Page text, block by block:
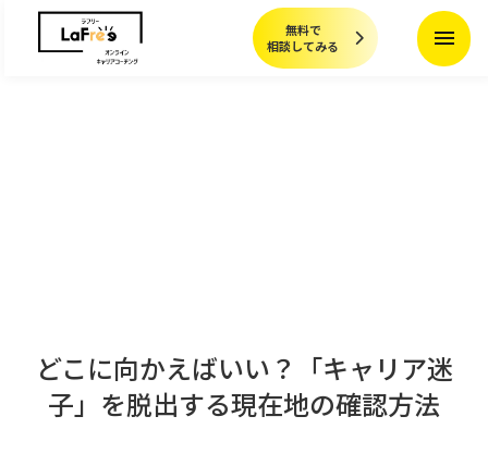
無料で
相談してみる
menu
どこに向かえばいい？「キャリア迷
子」を脱出する現在地の確認方法